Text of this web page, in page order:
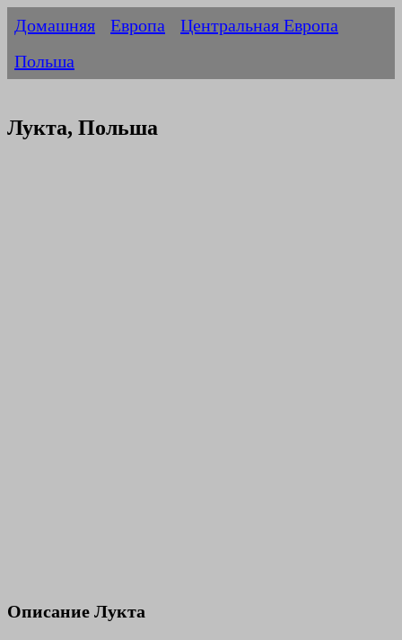
Домашняя Европа
Центральная Европа
Польша
Лукта, Польша
Описание Лукта